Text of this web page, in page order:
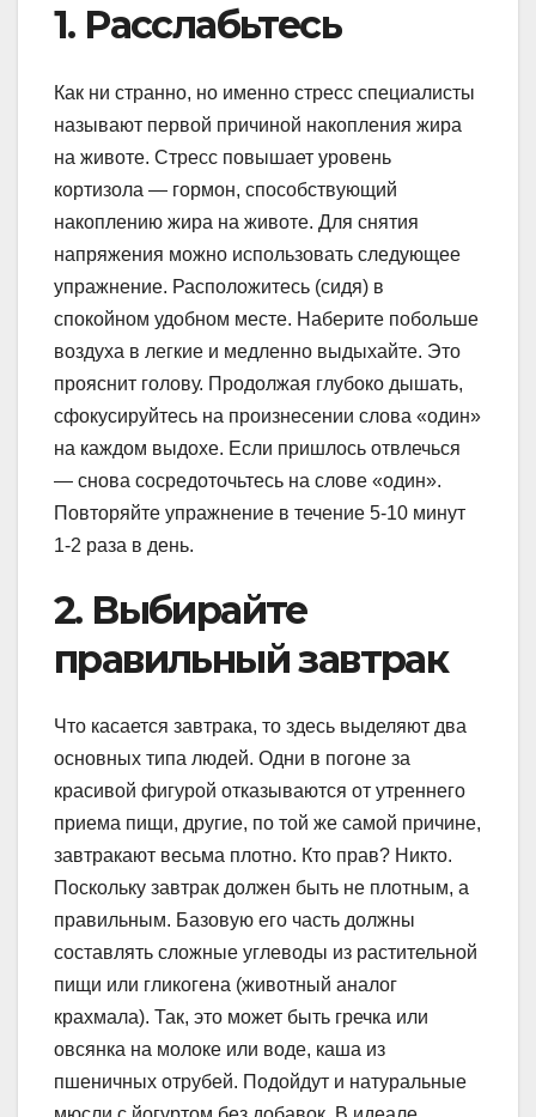
1. Расслабьтесь
Как ни странно, но именно стресс специалисты
называют первой причиной накопления жира
на животе. Стресс повышает уровень
кортизола — гормон, способствующий
накоплению жира на животе. Для снятия
напряжения можно использовать следующее
упражнение. Расположитесь (сидя) в
спокойном удобном месте. Наберите побольше
воздуха в легкие и медленно выдыхайте. Это
прояснит голову. Продолжая глубоко дышать,
сфокусируйтесь на произнесении слова «один»
на каждом выдохе. Если пришлось отвлечься
— снова сосредоточьтесь на слове «один».
Повторяйте упражнение в течение 5-10 минут
1-2 раза в день.
2. Выбирайте
правильный завтрак
Что касается завтрака, то здесь выделяют два
основных типа людей. Одни в погоне за
красивой фигурой отказываются от утреннего
приема пищи, другие, по той же самой причине,
завтракают весьма плотно. Кто прав? Никто.
Поскольку завтрак должен быть не плотным, а
правильным. Базовую его часть должны
составлять сложные углеводы из растительной
пищи или гликогена (животный аналог
крахмала). Так, это может быть гречка или
овсянка на молоке или воде, каша из
пшеничных отрубей. Подойдут и натуральные